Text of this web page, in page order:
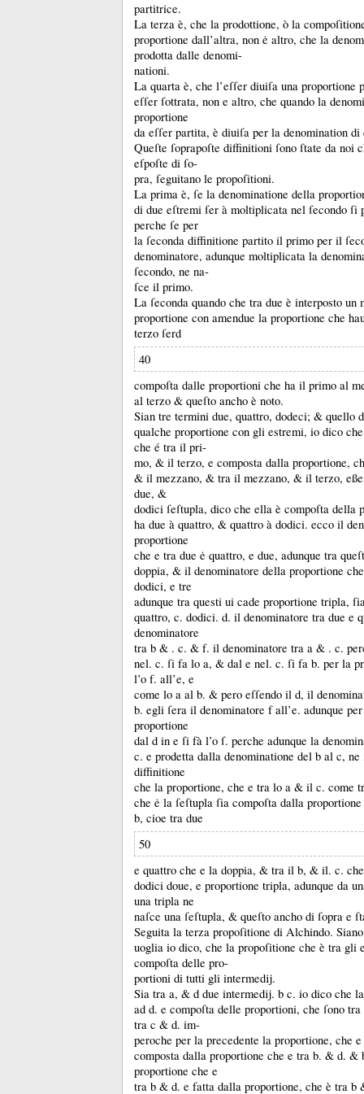
partitrice.
La terza è, che la prodottione, ò la
proportione dall’altra, non ė altro, che la
prodotta dalle denomi-
nationi.
La quarta è, che l’eſſer diuiſa una proportione
eſſer ſottrata, non e altro, che quando la
proportione
da eſſer partita, è diuiſa per la denomination
Queſte ſoprapoſte diffinitioni ſono ſtate da noi
eſpoſte di ſo-
pra, ſeguitano le propoſitioni.
La prima è, ſe la denominatione della
di due eſtremi ſer à moltiplicata nel ſecondo
perche ſe per
la ſeconda diffinitione partito il primo per il
denominatore, adunque moltiplicata la
ſecondo, ne na-
ſce il primo.
La ſeconda quando che tra due è interposto un
proportione con amendue la proportione che
terzo ſerd
40
compoſta dalle proportioni che ha il primo al
al terzo & queſto ancho è noto.
Sian tre termini due, quattro, dodeci; & quello
qualche proportione con gli estremi, io dico
che é tra il pri-
mo, & il terzo, e composta dalla proportione,
& il mezzano, & tra il mezzano, & il terzo,
due, &
dodici ſeſtupla, dico che ella è compoſta della
ha due à quattro, & quattro à dodici. ecco il
proportione
che e tra due ė quattro, e due, adunque tra
doppia, & il denominatore della proportione
dodici, e tre
adunque tra questi ui cade proportione tripla,
quattro, c. dodici. d. il denominatore tra due e
denominatore
tra b & . c. & f. il denominatore tra a & . c.
nel. c. ſi fa lo a, & dal e nel. c. ſi fa b. per la
l’o f. all’e, e
come lo a al b. & pero eſſendo il d, il
b. egli ſera il denominatore f all’e. adunque
proportione
dal d in e ſi fà l’o ſ. perche adunque la
c. e prodetta dalla denominatione del b al c, ne
diffinitione
che la proportione, che e tra lo a & il c. come
che ė la ſeſtupla ſia compoſta dalla
b, cioe tra due
50
e quattro che e la doppia, & tra il b, & il. c.
dodici doue, e proportione tripla, adunque da
una tripla ne
naſce una ſeſtupla, & queſto ancho di ſopra e
Seguita la terza propoſitione di Alchindo.
uoglia io dico, che la propoſitione che è tra gli
compoſta delle pro-
portioni di tutti gli intermedĳ.
Sia tra a, & d due intermedĳ. b c. io dico che
ad d. e compoſta delle proportioni, che ſono
tra c & d. im-
peroche per la precedente la proportione, che
composta dalla proportione che e tra b. & d. &
proportione che e
tra b & d. e fatta dalla proportione, che è tra